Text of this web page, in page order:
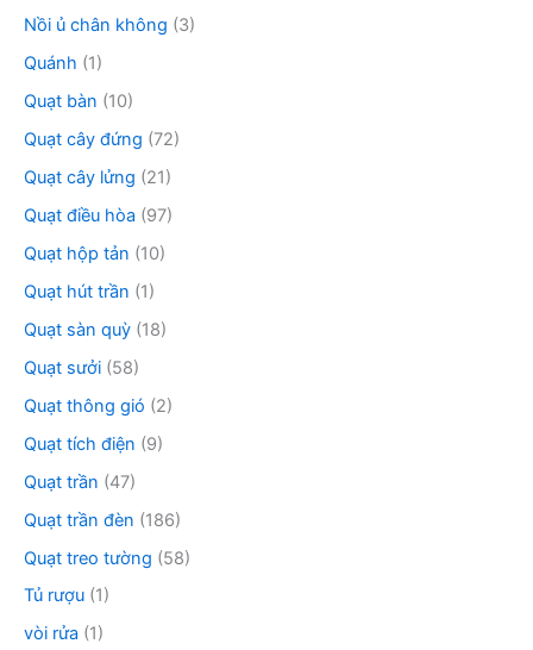
Nồi ủ chân không (3)
Quánh (1)
Quạt bàn (10)
Quạt cây đứng (72)
Quạt cây lửng (21)
Quạt điều hòa (97)
Quạt hộp tản (10)
Quạt hút trần (1)
Quạt sàn quỳ (18)
Quạt sưởi (58)
Quạt thông gió (2)
Quạt tích điện (9)
Quạt trần (47)
Quạt trần đèn (186)
Quạt treo tường (58)
Tủ rượu (1)
vòi rửa (1)